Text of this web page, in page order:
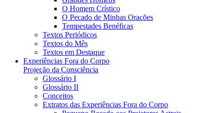
O Homem Crístico
O Pecado de Minhas Orações
Tempestades Benéficas
Textos Periódicos
Textos do Mês
Textos em Destaque
Experiências Fora do Corpo
Projeção da Consciência
Glossário I
Glossário II
Conceitos
Extratos das Experiências Fora do Corpo